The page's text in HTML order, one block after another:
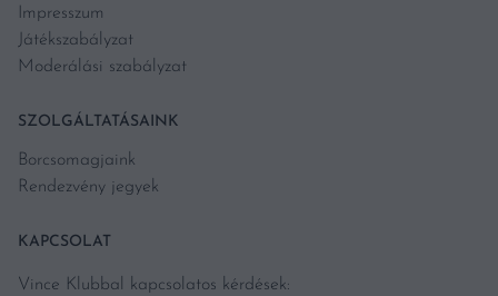
Impresszum
Játékszabályzat
Moderálási szabályzat
SZOLGÁLTATÁSAINK
Borcsomagjaink
Rendezvény jegyek
KAPCSOLAT
Vince Klubbal kapcsolatos kérdések: